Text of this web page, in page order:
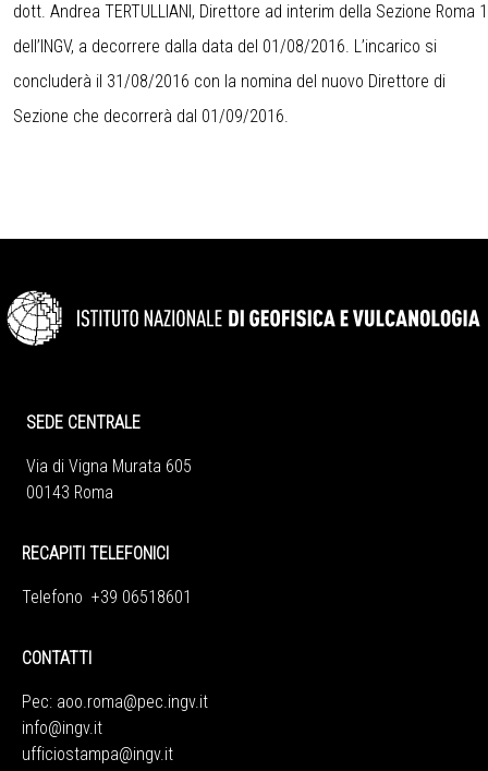
dott. Andrea TERTULLIANI, Direttore ad interim della Sezione Roma 1
dell’INGV, a decorrere dalla data del 01/08/2016. L’incarico si
concluderà il 31/08/2016 con la nomina del nuovo Direttore di
Sezione che decorrerà dal 01/09/2016.
SEDE CENTRALE
Via di Vigna Murata 605
00143 Roma
RECAPITI TELEFONICI
Telefono +39 06518601
CONTATTI
Pec: aoo.roma@pec.ingv.it
info@ingv.it
ufficiostampa@ingv.it